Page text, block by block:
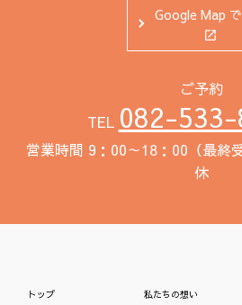
Google Map で
ご予約
TEL 082-533-
営業時間 9：00～18：00（最終
休
トップ 私たちの想い